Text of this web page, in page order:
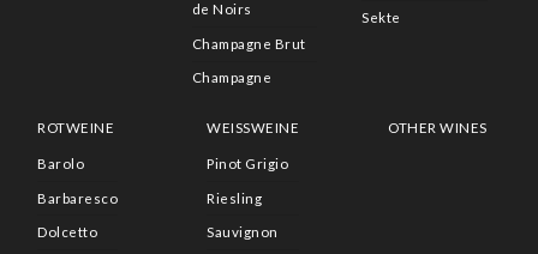
de Noirs
Champagne Brut
Champagne
Sekte
ROTWEINE
Barolo
Barbaresco
Dolcetto
WEISSWEINE
Pinot Grigio
Riesling
Sauvignon
OTHER WINES